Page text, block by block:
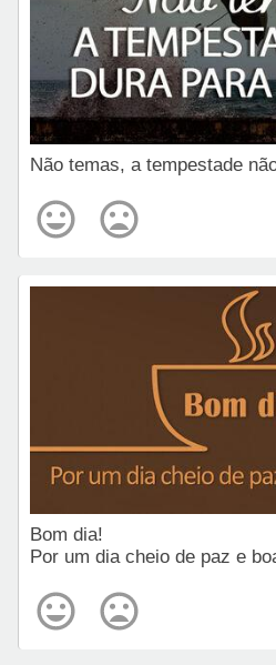
Não temas, a tempestade
Bom dia!
Por um dia cheio de paz e